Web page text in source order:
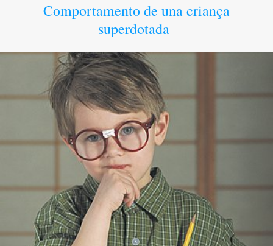
Comportamento de una criança
superdotada